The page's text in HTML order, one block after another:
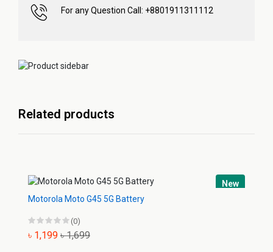
For any Question Call: +8801911311112
Related products
New
Motorola Moto G45 5G Battery
(0)
৳ 1,199 ৳ 1,699